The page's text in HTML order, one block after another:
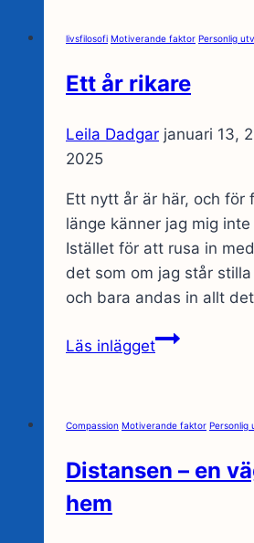
otakt:
du
balansen
livsfilosofi Motiverande faktor Personlig
Ett år rikare
Leila Dadgar januari 13,
2025
Ett nytt år är här, och för
länge känner jag mig
Istället för att rusa in
det som om jag står
och bara andas in allt
Läs inläggetEtt
Compassion Motiverande faktor Personlig
Distansen – en
hem